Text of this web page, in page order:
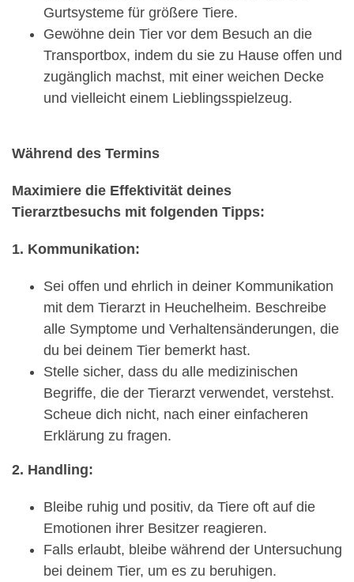
Gurtsysteme für größere Tiere.
Gewöhne dein Tier vor dem Besuch an die
Transportbox, indem du sie zu Hause offen und
zugänglich machst, mit einer weichen Decke
und vielleicht einem Lieblingsspielzeug.
Während des Termins
Maximiere die Effektivität deines
Tierarztbesuchs mit folgenden Tipps:
1. Kommunikation:
Sei offen und ehrlich in deiner Kommunikation
mit dem Tierarzt in Heuchelheim. Beschreibe
alle Symptome und Verhaltensänderungen, die
du bei deinem Tier bemerkt hast.
Stelle sicher, dass du alle medizinischen
Begriffe, die der Tierarzt verwendet, verstehst.
Scheue dich nicht, nach einer einfacheren
Erklärung zu fragen.
2. Handling:
Bleibe ruhig und positiv, da Tiere oft auf die
Emotionen ihrer Besitzer reagieren.
Falls erlaubt, bleibe während der Untersuchung
bei deinem Tier, um es zu beruhigen.